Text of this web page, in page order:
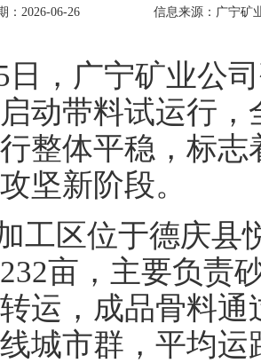
：2026-06-26 信息来源：广宁矿
日，广宁矿业公
动带料试运行
整体平稳，标志
坚新阶段。
工区位于德庆县
亩，主要负责
运，成品骨料
城市群，平均运